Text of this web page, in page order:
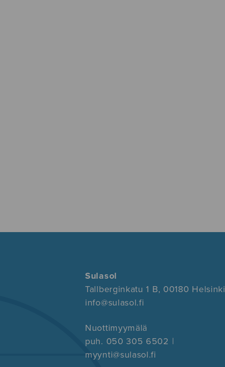
Sulasol
Tallberginkatu 1 B, 00180 Helsinki
info@sulasol.fi
Nuottimyymälä
puh. 050 305 6502 |
myynti@sulasol.fi